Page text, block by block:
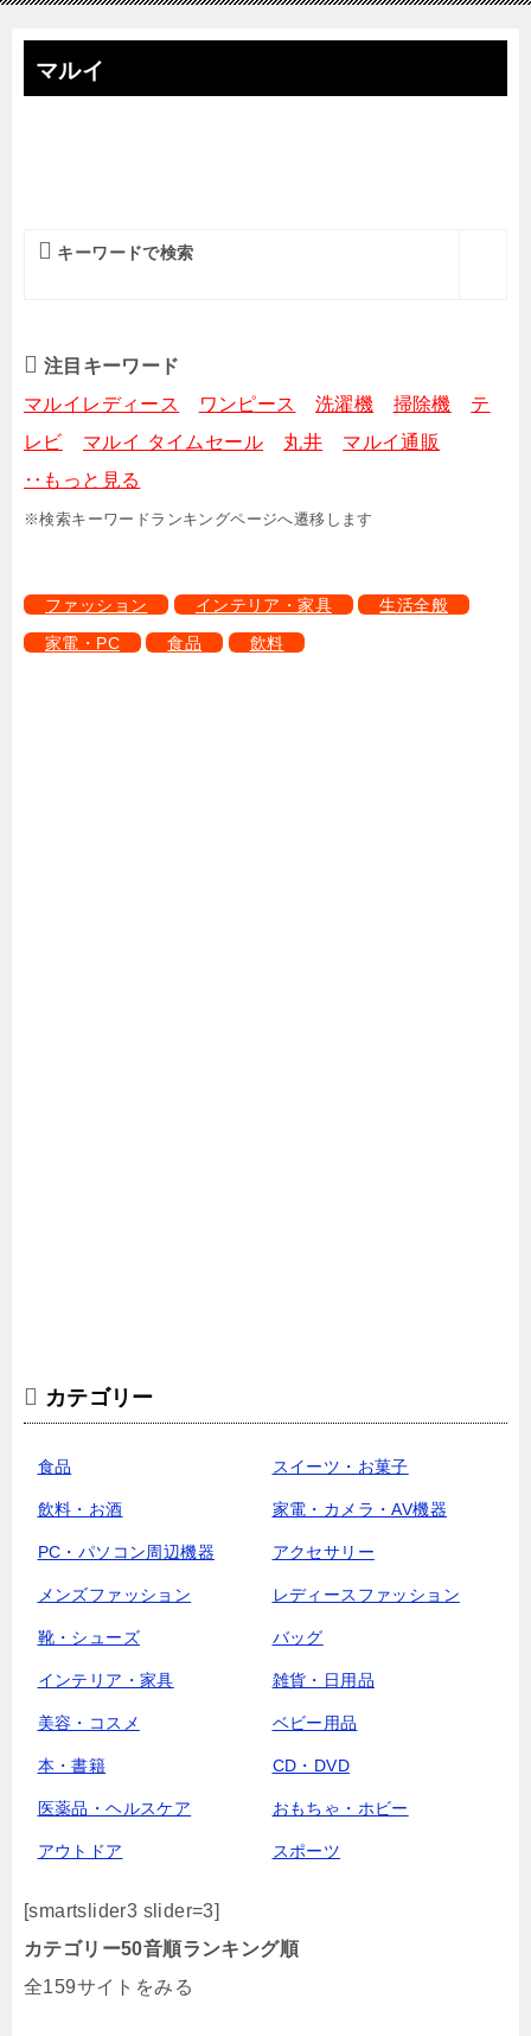
マルイ
キーワードで検索
注目キーワード
マルイレディース
ワンピース 洗濯機 掃除機
テ
レビ
マルイ タイムセール 丸井
マルイ通販
‥もっと見る
※検索キーワードランキングページへ遷移します
ファッション インテリア・家具
生活全般
家電・PC
食品 飲料
カテゴリー
食品 スイーツ・お菓子
飲料・お酒 家電・カメラ・AV機器
PC・パソコン周辺機器 アクセサリー
メンズファッション レディースファッション
靴・シューズ バッグ
インテリア・家具 雑貨・日用品
美容・コスメ ベビー用品
本・書籍 CD・DVD
医薬品・ヘルスケア おもちゃ・ホビー
アウトドア スポーツ
[smartslider3 slider=3]
カテゴリー50音順ランキング順
全159サイトをみる